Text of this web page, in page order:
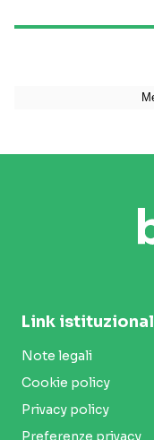
Link
Note legali
Cookie policy
Privacy policy
Preferenze privacy